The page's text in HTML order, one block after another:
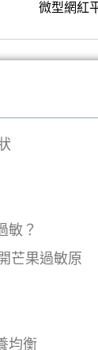
微型網紅
敏？
芒果過敏原
均衡